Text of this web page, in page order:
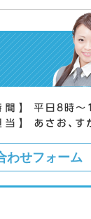
わせフォーム